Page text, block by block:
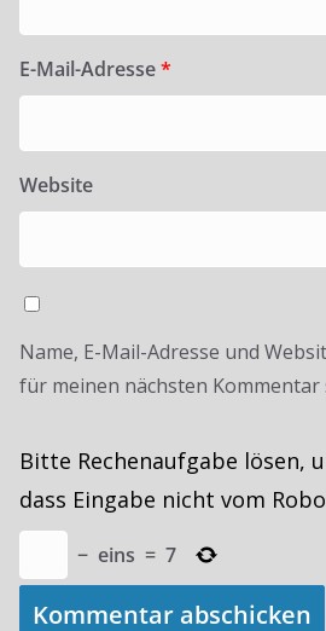
E-Mail-Adresse*
Website
Name, E-Mail-Adresse und
für meinen nächsten Kommentar
Bitte Rechenaufgabe lösen,
dass Eingabe nicht vom
− eins = 7